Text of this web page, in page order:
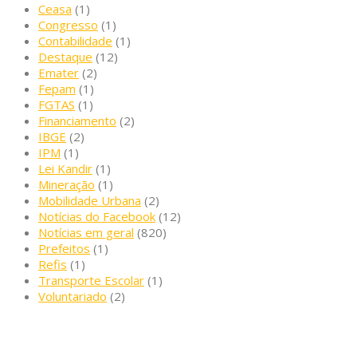
Ceasa (1)
Congresso (1)
Contabilidade (1)
Destaque (12)
Emater (2)
Fepam (1)
FGTAS (1)
Financiamento (2)
IBGE (2)
IPM (1)
Lei Kandir (1)
Mineração (1)
Mobilidade Urbana (2)
Notícias do Facebook (12)
Notícias em geral (820)
Prefeitos (1)
Refis (1)
Transporte Escolar (1)
Voluntariado (2)